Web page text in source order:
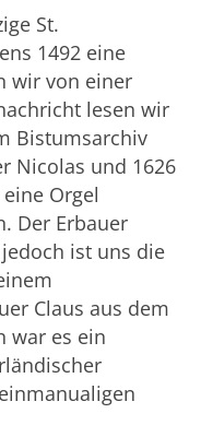
St.
1492 eine
wir von einer
lesen wir
Bistumsarchiv
Nicolas und 1626
Orgel
Der Erbauer
ist uns die
Claus aus dem
war es ein